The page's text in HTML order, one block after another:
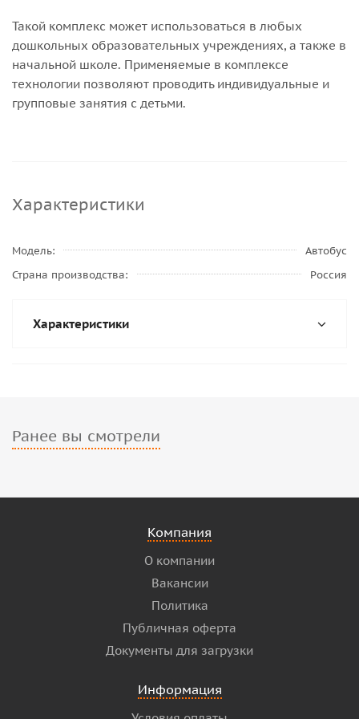
Такой комплекс может использоваться в любых
дошкольных образовательных учреждениях, а также в
начальной школе. Применяемые в комплексе
технологии позволяют проводить индивидуальные и
групповые занятия с детьми.
Характеристики
Модель
Автобус
Страна производства
Россия
Характеристики
Ранее вы смотрели
Компания
О компании
Вакансии
Политика
Публичная оферта
Документы для загрузки
Информация